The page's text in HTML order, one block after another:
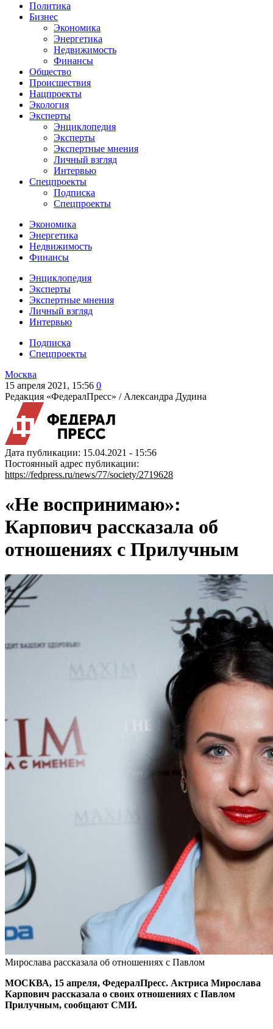
Политика
Бизнес
Экономика
Энергетика
Недвижимость
Финансы
Общество
Происшествия
Нацпроекты
Экология
Эксперты
Энциклопедия
Эксперты
Экспертные мнения
Личный взгляд
Интервью
Спецпроекты
Подписка
Спецпроекты
Экономика
Энергетика
Недвижимость
Финансы
Энциклопедия
Эксперты
Экспертные мнения
Личный взгляд
Интервью
Подписка
Спецпроекты
Москва
15 апреля 2021, 15:56 0
Редакция «ФедералПресс» / Александра Дудина
Дата публикации: 15.04.2021 - 15:56
Постоянный адрес публикации:
https://fedpress.ru/news/77/society/2719628
«Не воспринимаю»:
Карпович рассказала об
отношениях с Прилучным
Мирослава рассказала об отношениях с Павлом
МОСКВА, 15 апреля, ФедералПресс. Актриса Мирослава
Карпович рассказала о своих отношениях с Павлом
Прилучным, сообщают СМИ.